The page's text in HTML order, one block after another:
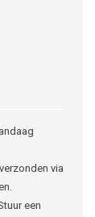
via
een